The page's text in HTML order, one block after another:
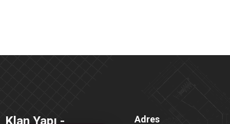
Klan Yapı -
Adres